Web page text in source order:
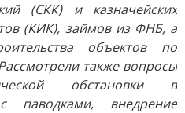
(СКК) и казначейских
(КИК), займов из ФНБ, а
объектов по
также вопросы
обстановки в
паводками, внедрение